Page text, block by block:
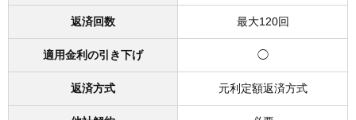
返済回数 最大120回
適用金利の引き下げ ◯
返済方式 元利定額返済方式